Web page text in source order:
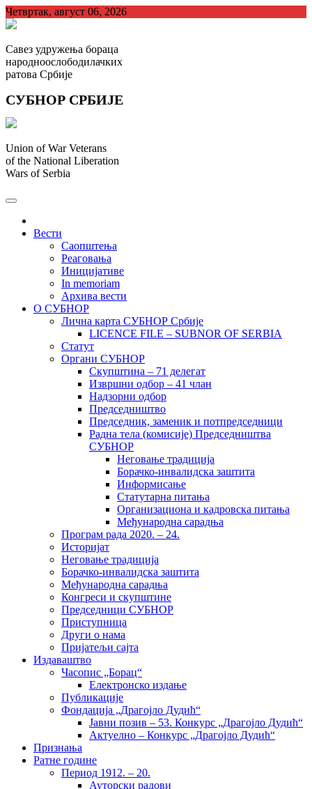
Skip
to
Четвртак, август 06, 2026
Савез удружења бораца
народноослободилачких
ратова Србије
СУБНОР СРБИЈЕ
Union of War Veterans
of the National Liberation
Wars of Serbia
Вести
Саопштења
Реаговања
Иницијативе
In memoriam
Архива вести
О СУБНОР
Лична карта СУБНОР Србије
LICENCE FILE – SUBNOR OF SERBIA
Статут
Органи СУБНОР
Скупштина – 71 делегат
Извршни одбор – 41 члан
Надзорни одбор
Председништво
Председник, заменик и потпредседници
Радна тела (комисије) Председништва
СУБНОР
Неговање традиција
Борачко-инвалидска заштита
Информисање
Статутарна питања
Организациона и кадровска питања
Међународна сарадња
Програм рада 2020. – 24.
Историјат
Неговање традиција
Борачко-инвалидска заштита
Међународна сарадња
Конгреси и скупштине
Председници СУБНОР
Приступница
Други о нама
Пријатељи сајта
Издаваштво
Часопис „Борац“
Електронско издање
Публикације
Фондација „Драгојло Дудић“
Јавни позив – 53. Конкурс „Драгојло Дудић“
Актуелно – Конкурс „Драгојло Дудић“
Признања
Ратне године
Период 1912. – 20.
Ауторски радови